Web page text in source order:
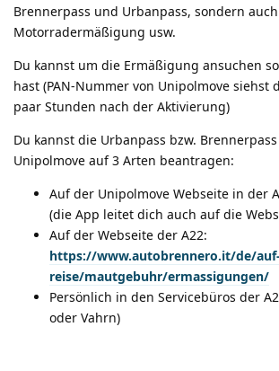
Brennerpass und Urbanpass, sondern
Motorradermäßigung usw.
Du kannst um die Ermäßigung ansuchen
hast (PAN-Nummer von Unipolmove siehst
paar Stunden nach der Aktivierung)
Du kannst die Urbanpass bzw.
Unipolmove auf 3 Arten beantragen:
Auf der Unipolmove Webseite in der
(die App leitet dich auch auf die
Auf der Webseite der A22:
https://www.autobrennero.it/de/
reise/mautgebuhr/ermassigungen/
Persönlich in den Servicebüros der
oder Vahrn)